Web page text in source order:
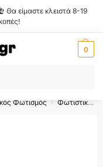
είμαστε κλειστά 8-19
0
Φωτισμός / Φωτιστικά Ράγας